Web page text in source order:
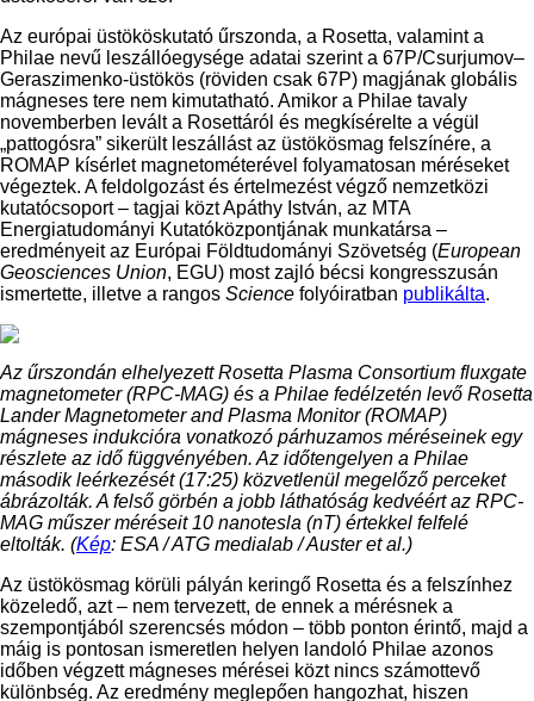
Az európai üstököskutató űrszonda, a Rosetta, valamint a
Philae nevű leszállóegysége adatai szerint a 67P/Csurjumov–
Geraszimenko-üstökös (röviden csak 67P) magjának globális
mágneses tere nem kimutatható. Amikor a Philae tavaly
novemberben levált a Rosettáról és megkísérelte a végül
„pattogósra” sikerült leszállást az üstökösmag felszínére, a
ROMAP kísérlet magnetométerével folyamatosan méréseket
végeztek. A feldolgozást és értelmezést végző nemzetközi
kutatócsoport – tagjai közt Apáthy István, az MTA
Energiatudományi Kutatóközpontjának munkatársa –
eredményeit az Európai Földtudományi Szövetség (European
Geosciences Union, EGU) most zajló bécsi kongresszusán
ismertette, illetve a rangos Science folyóiratban publikálta.
Az űrszondán elhelyezett Rosetta Plasma Consortium fluxgate
magnetometer (RPC-MAG) és a Philae fedélzetén levő Rosetta
Lander Magnetometer and Plasma Monitor (ROMAP)
mágneses indukcióra vonatkozó párhuzamos méréseinek egy
részlete az idő függvényében. Az időtengelyen a Philae
második leérkezését (17:25) közvetlenül megelőző perceket
ábrázolták. A felső görbén a jobb láthatóság kedvéért az RPC-
MAG műszer méréseit 10 nanotesla (nT) értekkel felfelé
eltolták. (Kép: ESA / ATG medialab / Auster et al.)
Az üstökösmag körüli pályán keringő Rosetta és a felszínhez
közeledő, azt – nem tervezett, de ennek a mérésnek a
szempontjából szerencsés módon – több ponton érintő, majd a
máig is pontosan ismeretlen helyen landoló Philae azonos
időben végzett mágneses mérései közt nincs számottevő
különbség. Az eredmény meglepően hangozhat, hiszen